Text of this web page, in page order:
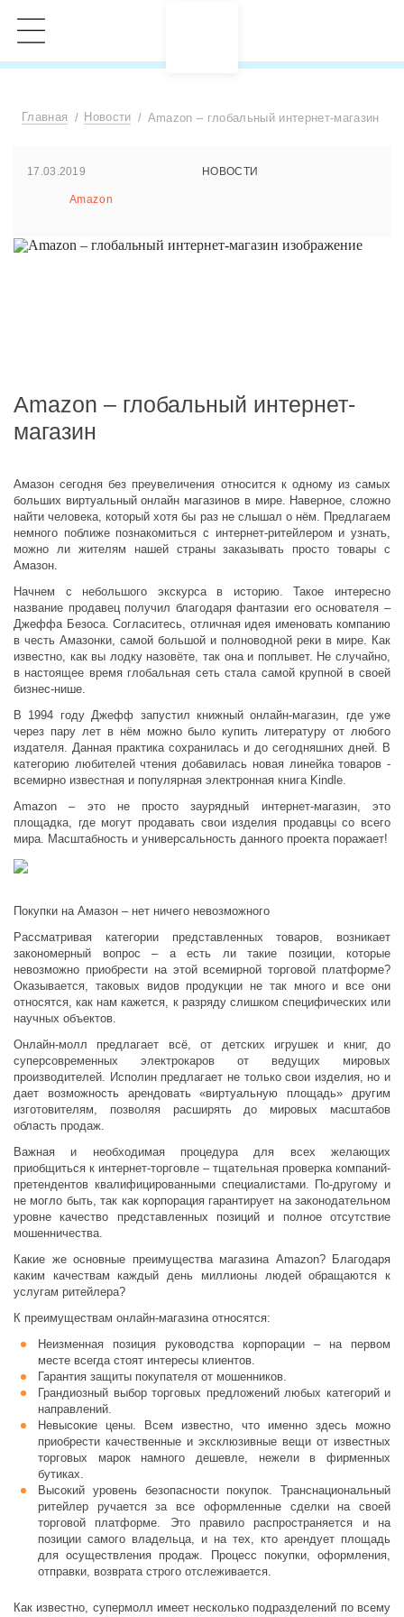
Главная Новости Amazon – глобальный интернет-магазин
17.03.2019 НОВОСТИ
Amazon
Amazon – глобальный интернет-
магазин
Амазон сегодня без преувеличения относится к одному из самых
больших виртуальный онлайн магазинов в мире. Наверное, сложно
найти человека, который хотя бы раз не слышал о нём. Предлагаем
немного поближе познакомиться с интернет-ритейлером и узнать,
можно ли жителям нашей страны заказывать просто товары с
Амазон.
Начнем с небольшого экскурса в историю. Такое интересно
название продавец получил благодаря фантазии его основателя –
Джеффа Безоса. Согласитесь, отличная идея именовать компанию
в честь Амазонки, самой большой и полноводной реки в мире. Как
известно, как вы лодку назовёте, так она и поплывет. Не случайно,
в настоящее время глобальная сеть стала самой крупной в своей
бизнес-нише.
В 1994 году Джефф запустил книжный онлайн-магазин, где уже
через пару лет в нём можно было купить литературу от любого
издателя. Данная практика сохранилась и до сегодняшних дней. В
категорию любителей чтения добавилась новая линейка товаров -
всемирно известная и популярная электронная книга Kindle.
Amazon – это не просто заурядный интернет-магазин, это
площадка, где могут продавать свои изделия продавцы со всего
мира. Масштабность и универсальность данного проекта поражает!
Покупки на Амазон – нет ничего невозможного
Рассматривая категории представленных товаров, возникает
закономерный вопрос – а есть ли такие позиции, которые
невозможно приобрести на этой всемирной торговой платформе?
Оказывается, таковых видов продукции не так много и все они
относятся, как нам кажется, к разряду слишком специфических или
научных объектов.
Онлайн-молл предлагает всё, от детских игрушек и книг, до
суперсовременных электрокаров от ведущих мировых
производителей. Исполин предлагает не только свои изделия, но и
дает возможность арендовать «виртуальную площадь» другим
изготовителям, позволяя расширять до мировых масштабов
область продаж.
Важная и необходимая процедура для всех желающих
приобщиться к интернет-торговле – тщательная проверка компаний-
претендентов квалифицированными специалистами. По-другому и
не могло быть, так как корпорация гарантирует на законодательном
уровне качество представленных позиций и полное отсутствие
мошенничества.
Какие же основные преимущества магазина Amazon? Благодаря
каким качествам каждый день миллионы людей обращаются к
услугам ритейлера?
К преимуществам онлайн-магазина относятся:
Неизменная позиция руководства корпорации – на первом
месте всегда стоят интересы клиентов.
Гарантия защиты покупателя от мошенников.
Грандиозный выбор торговых предложений любых категорий и
направлений.
Невысокие цены. Всем известно, что именно здесь можно
приобрести качественные и эксклюзивные вещи от известных
торговых марок намного дешевле, нежели в фирменных
бутиках.
Высокий уровень безопасности покупок. Транснациональный
ритейлер ручается за все оформленные сделки на своей
торговой платформе. Это правило распространяется и на
позиции самого владельца, и на тех, кто арендует площадь
для осуществления продаж. Процесс покупки, оформления,
отправки, возврата строго отслеживается.
Как известно, супермолл имеет несколько подразделений по всему